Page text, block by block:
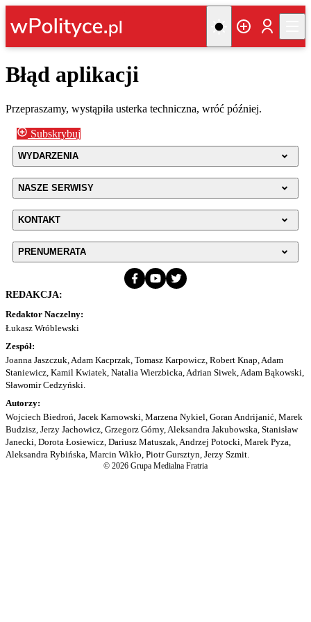
Błąd aplikacji
Przepraszamy, wystąpiła usterka techniczna, wróć później.
Subskrybuj
WYDARZENIA
NASZE SERWISY
KONTAKT
PRENUMERATA
REDAKCJA:
Redaktor Naczelny:
Łukasz Wróblewski
Zespół:
Joanna Jaszczuk, Adam Kacprzak, Tomasz Karpowicz, Robert Knap, Adam
Staniewicz, Kamil Kwiatek, Natalia Wierzbicka, Adrian Siwek, Adam Bąkowski,
Sławomir Cedzyński.
Autorzy:
Wojciech Biedroń, Jacek Karnowski, Marzena Nykiel, Goran Andrijanić, Marek
Budzisz, Jerzy Jachowicz, Grzegorz Górny, Aleksandra Jakubowska, Stanisław
Janecki, Dorota Łosiewicz, Dariusz Matuszak, Andrzej Potocki, Marek Pyza,
Aleksandra Rybińska, Marcin Wikło, Piotr Gursztyn, Jerzy Szmit.
© 2026 Grupa Medialna Fratria